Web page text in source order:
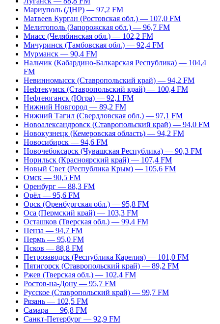
Мариуполь (ДНР) — 97,2 FM
Матвеев Курган (Ростовская обл.) — 107,0 FM
Мелитополь (Запорожская обл.) — 96,7 FM
Миасс (Челябинская обл.) — 102,2 FM
Мичуринск (Тамбовская обл.) — 92,4 FM
Мурманск — 90,4 FM
Нальчик (Кабардино-Балкарская Республика) — 104,4
FM
Невинномысск (Ставропольский край) — 94,2 FM
Нефтекумск (Ставропольский край) — 100,4 FM
Нефтеюганск (Югра) — 92,1 FM
Нижний Новгород — 89,2 FM
Нижний Тагил (Свердловская обл.) — 97,1 FM
Новоалександровск (Ставропольский край) — 94,0 FM
Новокузнецк (Кемеровская область) — 94,2 FM
Новосибирск — 94,6 FM
Новочебоксарск (Чувашская Республика) — 90,3 FM
Норильск (Красноярский край) — 107,4 FM
Новый Свет (Республика Крым) — 105,6 FM
Омск — 90,5 FM
Оренбург — 88,3 FM
Орёл — 95,6 FM
Орск (Оренбургская обл.) — 95,8 FM
Оса (Пермский край) — 103,3 FM
Осташков (Тверская обл.) — 99,4 FM
Пенза — 94,7 FM
Пермь — 95,0 FM
Псков — 88,8 FM
Петрозаводск (Республика Карелия) — 101,0 FM
Пятигорск (Ставропольский край) — 89,2 FM
Ржев (Тверская обл.) — 102,4 FM
Ростов-на-Дону — 95,7 FM
Русское (Ставропольский край) — 99,7 FM
Рязань — 102,5 FM
Самара — 96,8 FM
Санкт-Петербург — 92,9 FM